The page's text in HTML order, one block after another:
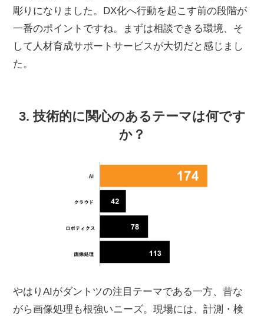
彫りになりました。DX化へ行動を起こす前の段階が
一番のポイントですね。まずは相談できる環境、そ
して人材育成サポートサービスが大切だと感じまし
た。
3. 技術的に関心のあるテーマは何です
か？
やはりAIがダントツの注目テーマである一方、昔な
がら画像処理も根強いニーズ。現場には、計測・検